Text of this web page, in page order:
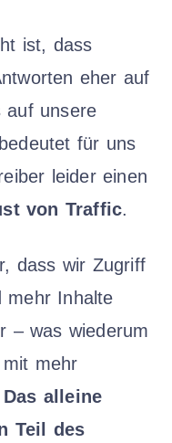
ist, dass
eher auf
auf unsere
für uns
leider einen
von Traffic.
dass wir Zugriff
mehr Inhalte
– was wiederum
mehr
Das alleine
Teil des